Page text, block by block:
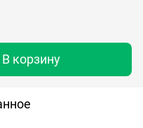
В корзину